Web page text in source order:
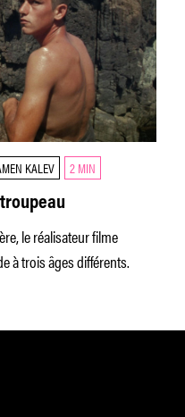
KALEV 2 MIN
le réalisateur filme
à trois âges différents.